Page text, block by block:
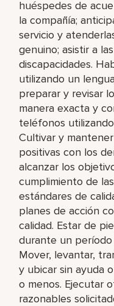
huéspedes de
la compañía;
servicio y
genuino; asistir a
discapacidades.
utilizando un
preparar y revisar
manera exacta y
teléfonos
Cultivar y
positivas con los
alcanzar los
cumplimiento de
estándares de
planes de acción
calidad. Estar de
durante un
Mover, levantar,
y ubicar sin ayuda
o menos. Ejecutar
razonables